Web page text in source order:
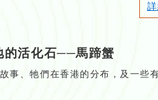
的活化石──馬蹄蟹
事、牠們在香港的分布，及一些